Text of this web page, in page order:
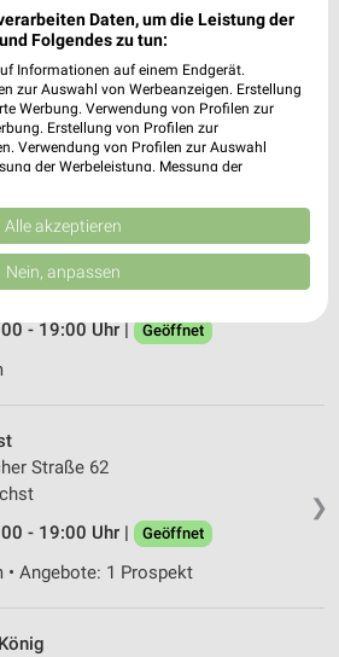
24
❯
Höchst im Odenwald
Straße 56A
im Odenwald
- 19:00 Uhr | Geöffnet
❯
Straße 62
- 19:00 Uhr |
Geöffnet
• Angebote: 1 Prospekt
Daten, um die Leistung der
Folgendes zu tun:
Informationen auf einem Endgerät.
zur Auswahl von Werbeanzeigen. Erstellung
Werbung. Verwendung von Profilen zur
Erstellung von Profilen zur
Verwendung von Profilen zur Auswahl
der Werbeleistung. Messung der
verschiedenen Quellen. Entwicklung und
Verwendung reduzierter Daten zur Auswahl
Union weitergegeben und in die
Anbieter)
auf Informationen
Daten zur Auswahl von
Alle akzeptieren
Nein, anpassen